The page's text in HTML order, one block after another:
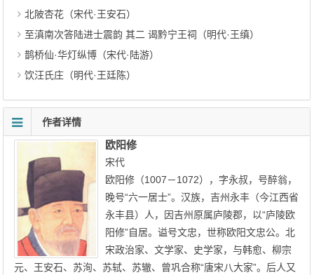
北陂杏花（宋代·王安石）
至滇南次答陆进士震韵 其二 谒黔宁王祠（明代·王缜）
鹊桥仙·华灯纵博（宋代·陆游）
饮汪氏庄（明代·王廷陈）
作者详情
欧阳修
宋代
欧阳修（1007－1072），字永叔，号醉翁，
晚号“六一居士”。汉族，吉州永丰（今江西省
永丰县）人，因吉州原属庐陵郡，以“庐陵欧
阳修”自居。谥号文忠，世称欧阳文忠公。北
宋政治家、文学家、史学家，与韩愈、柳宗
元、王安石、苏洵、苏轼、苏辙、曾巩合称“唐宋八大家”。后人又